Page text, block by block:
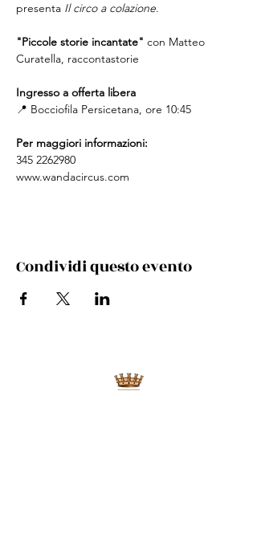
presenta Il circo a colazione.
"Piccole storie incantate" con Matteo
Curatella, raccontastorie
Ingresso a offerta libera
📍 Bocciofila Persicetana, ore 10:45
Per maggiori informazioni:
345 2262980
www.wandacircus.com
Condividi questo evento